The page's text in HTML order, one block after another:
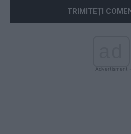
- Advertisment -